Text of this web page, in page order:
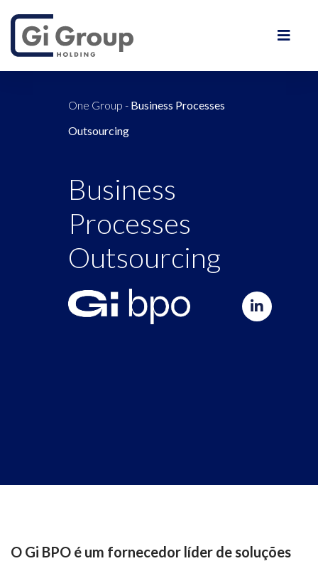
One Group - Business Processes
Outsourcing
Business
Processes
Outsourcing
O Gi BPO é um fornecedor líder de soluções